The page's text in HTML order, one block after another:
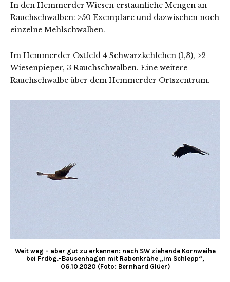
In den Hemmerder Wiesen erstaunliche Mengen an
Rauchschwalben: >50 Exemplare und dazwischen noch
einzelne Mehlschwalben.
Im Hemmerder Ostfeld 4 Schwarzkehlchen (1,3), >2
Wiesenpieper, 3 Rauchschwalben. Eine weitere
Rauchschwalbe über dem Hemmerder Ortszentrum.
Weit weg – aber gut zu erkennen: nach SW ziehende Kornweihe
bei Frdbg.-Bausenhagen mit Rabenkrähe „im Schlepp“,
06.10.2020 (Foto: Bernhard Glüer)